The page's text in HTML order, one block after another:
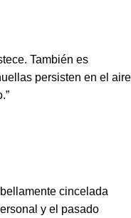
También es
persisten en el aire
cincelada
y el pasado